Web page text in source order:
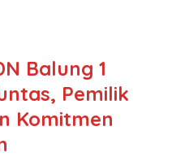
Balung 1
Pemilik
Komitmen